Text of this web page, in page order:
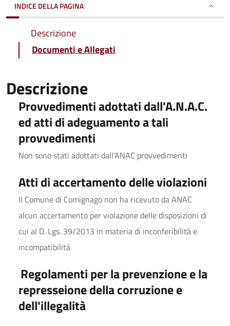
INDICE DELLA PAGINA
Descrizione
Documenti e Allegati
Descrizione
Provvedimenti adottati dall'A.N.A.C.
ed atti di adeguamento a tali
provvedimenti
Non sono stati adottati dall'ANAC provvedimenti
Atti di accertamento delle violazioni
Il Comune di Comignago non ha ricevuto da ANAC
alcun accertamento per violazione delle disposizioni di
cui al D. Lgs. 39/2013 in materia di inconferibilità e
incompatibilità
Regolamenti per la prevenzione e la
represseione della corruzione e
dell'illegalità